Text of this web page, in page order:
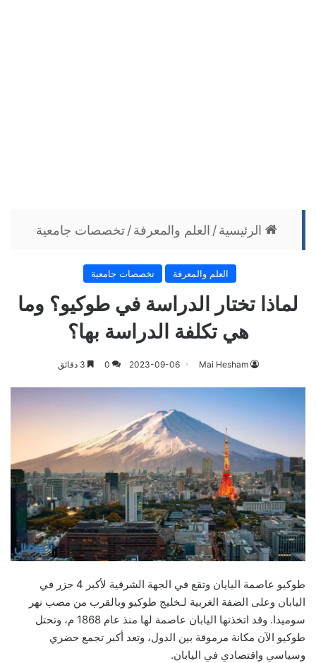
الرئيسية / العلم والمعرفة / تخصصات جامعية
العلم والمعرفة تخصصات جامعية
لماذا تختار الدراسة في طوكيو؟ وما
هي تكلفة الدراسة بها؟
Mai Hesham
2023-09-06
0
طوكيو عاصمة اليايان وتقع في الجهة الشرقية لأكبر 4 جزر في
اليابان وعلى الضفة الغربية لـخليج طوكيو وبالقرب من مصب نهر
سوميدا. وقد اتخذتها اليابان عاصمة لها منذ عام 1868 م، وتحتل
طوكيو الآن مكانة مرموقة بين الدول، وتعد أكبر تجمع حضري
وسياسي واقتصادي في اليابان.